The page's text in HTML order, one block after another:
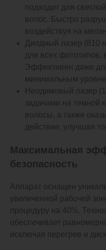
подходит для
волос. Быстро
воздействуя на
Диодный лазер (810
для всех фототипов,
Эффективен даже
минимальным
Неодимовый лазер
задачами на темной
волосы, а также
действие, улучшая
Максимальная
безопасность
Аппарат оснащен
увеличенной рабочей
процедуру на 40%.
обеспечивает
исключая перегрев и